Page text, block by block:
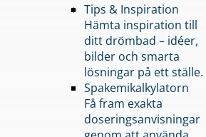
Tips & Inspiration
Hämta inspiration till
ditt drömbad – idéer,
bilder och smarta
lösningar på ett ställe.
Spakemikalkylatorn
Få fram exakta
doseringsanvisningar